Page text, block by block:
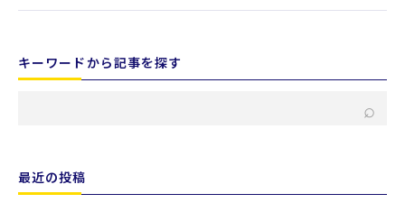
キーワードから記事を探す
か
⌕
最近の投稿